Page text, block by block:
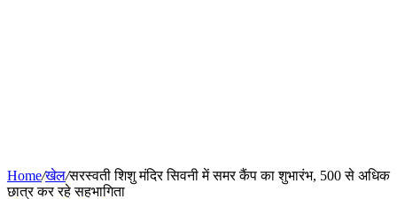
Home/खेल/सरस्वती शिशु मंदिर सिवनी में समर कैंप का शुभारंभ, 500 से अधिक
छात्र कर रहे सहभागिता